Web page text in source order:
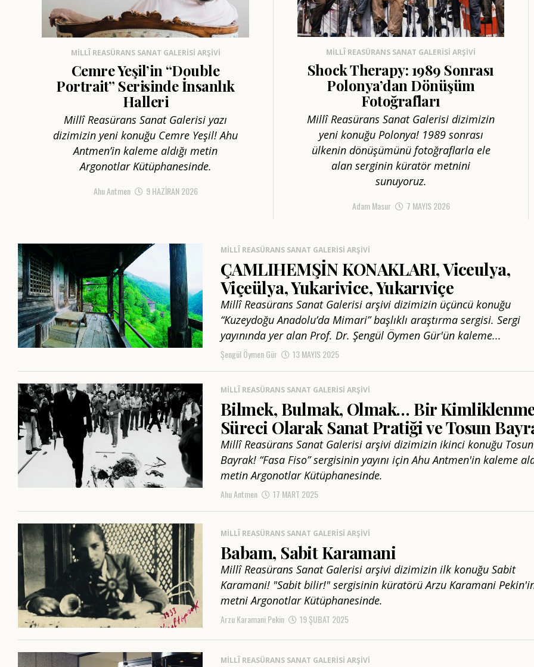
MILLÎ REASÜRANS SANAT GALERISI ARŞIVI
Cemre Yeşil’in “Double
Portrait” Serisinde İnsanlık
Halleri
Millî Reasürans Sanat Galerisi yazı
dizimizin yeni konuğu Cemre Yeşil! Ahu
Antmen’in kaleme aldığı metin
Argonotlar Kütüphanesinde.
Ahu Antmen 9 HAZIRAN 2026
MILLÎ REASÜRANS SANAT GALERISI ARŞIVI
Shock Therapy: 1989 Sonrası
Polonya’dan Dönüşüm
Fotoğrafları
Millî Reasürans Sanat Galerisi dizimizin
yeni konuğu Polonya! 1989 sonrası
ülkenin dönüşümünü fotoğraflarla ele
alan serginin küratör metnini
sunuyoruz.
Adam Masur 7 MAYIS 2026
MILLÎ REASÜRANS SANAT GALERISI ARŞIVI
ÇAMLIHEMŞİN KONAKLARI, Viceulya,
Viçeülya, Yukarivice, Yukarıviçe
Millî Reasürans Sanat Galerisi arşivi dizimizin üçüncü konuğu
“Kuzeydoğu Anadolu’da Mimari” başlıklı araştırma sergisi. Sergi
yayınında yer alan Prof. Dr. Şengül Öymen Gür'ün kaleme...
Şengül Öymen Gür 13 MAYIS 2025
MILLÎ REASÜRANS SANAT GALERISI ARŞIVI
Bilmek, Bulmak, Olmak… Bir
Süreci Olarak Sanat Pratiği ve Tosun
Millî Reasürans Sanat Galerisi arşivi dizimizin ikinci konuğu Tosun
Bayrak! “Fasa Fiso” sergisinin yayını için Ahu Antmen'in kaleme
metin Argonotlar Kütüphanesinde.
Ahu Antmen 17 MART 2025
MILLÎ REASÜRANS SANAT GALERISI ARŞIVI
Babam, Sabit Karamani
Millî Reasürans Sanat Galerisi arşivi dizimizin ilk konuğu Sabit
Karamani! "Sabit bilir!" sergisinin küratörü Arzu Karamani
metni Argonotlar Kütüphanesinde.
Arzu Karamani Pekin 19 ŞUBAT 2025
MILLÎ REASÜRANS SANAT GALERISI ARŞIVI